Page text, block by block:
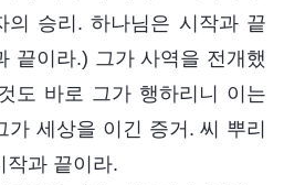
의 승리. 하나님은 시작과 끝
끝이라.) 그가 사역을 전개했
도 바로 그가 행하리니 이는
가 세상을 이긴 증거. 씨 뿌리
작과 끝이라.